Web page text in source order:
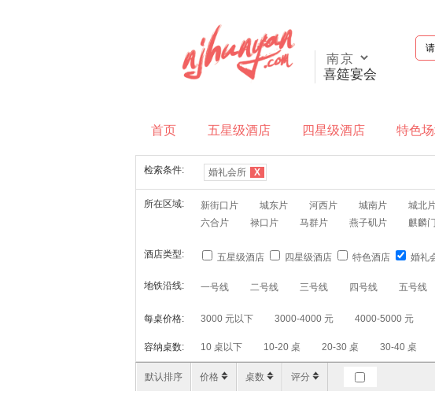
喜筵宴会
首页 五星级酒店 四星级酒店 特色
检索条件: 婚礼会所 X
所在区域: 新街口片 城东片 河西片 城南片 城北
六合片
禄口片 马群片 燕子矶片 麒麟
酒店类型: 五星级酒店 四星级酒店 特色酒店 婚礼
地铁沿线: 一号线 二号线 三号线 四号线 五号线
每桌价格: 3000 元以下 3000-4000 元 4000-5000 元
容纳桌数: 10 桌以下 10-20 桌 20-30 桌 30-40 桌
默认排序 价格 桌数 评分